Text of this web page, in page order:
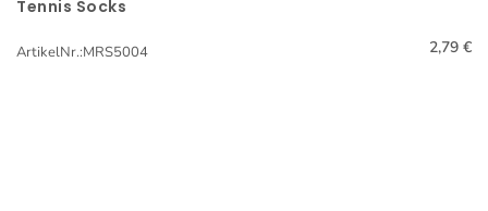
Tennis Socks
ArtikelNr.:MRS5004 2,79 €